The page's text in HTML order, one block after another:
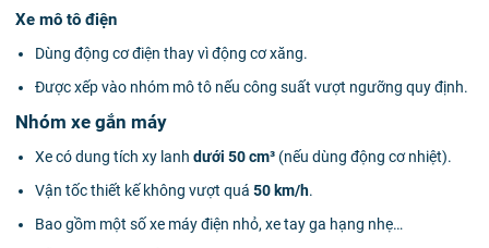
Xe mô tô điện
Dùng động cơ điện thay vì động cơ xăng.
Được xếp vào nhóm mô tô nếu công suất vượt ngưỡng quy định.
Nhóm xe gắn máy
Xe có dung tích xy lanhdưới 50 cm³ (nếu dùng động cơ nhiệt).
Vận tốc thiết kế không vượt quá50 km/h.
Bao gồm một số xe máy điện nhỏ, xe tay ga hạng nhẹ…